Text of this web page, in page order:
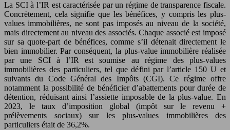
La SCI à l’IR est caractérisée par un régime de transparence fiscale.
Concrètement, cela signifie que les bénéfices, y compris les plus-
values immobilières, ne sont pas imposés au niveau de la société,
mais directement au niveau des associés. Chaque associé est imposé
sur sa quote-part de bénéfices, comme s’il détenait directement le
bien immobilier. Par conséquent, la plus-value immobilière réalisée
par une SCI à l’IR est soumise au régime des plus-values
immobilières des particuliers, tel que défini par l’article 150 U et
suivants du Code Général des Impôts (CGI). Ce régime offre
notamment la possibilité de bénéficier d’abattements pour durée de
détention, réduisant ainsi l’assiette imposable de la plus-value. En
2023, le taux d’imposition global (impôt sur le revenu +
prélèvements sociaux) sur les plus-values immobilières des
particuliers était de 36,2%.